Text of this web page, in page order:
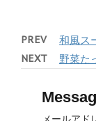
PREV 和風ス
NEXT 野菜た